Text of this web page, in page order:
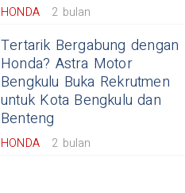
HONDA 2 bulan
Tertarik Bergabung dengan
Honda? Astra Motor
Bengkulu Buka Rekrutmen
untuk Kota Bengkulu dan
Benteng
HONDA 2 bulan